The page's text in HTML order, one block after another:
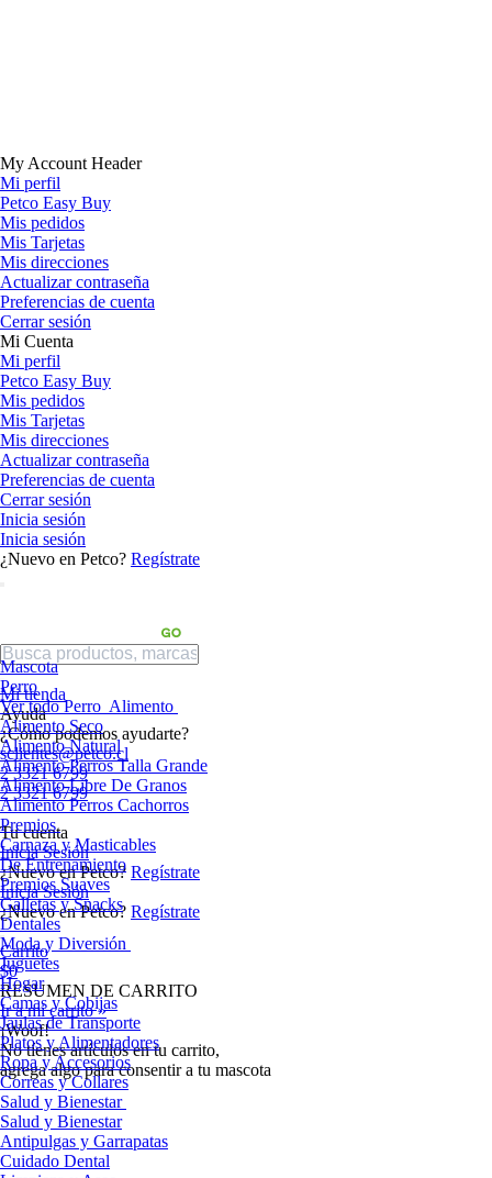
My Account Header
Mi perfil
Petco Easy Buy
Mis pedidos
Mis Tarjetas
Mis direcciones
Actualizar contraseña
Preferencias de cuenta
Cerrar sesión
Mi Cuenta
Mi perfil
Petco Easy Buy
Mis pedidos
Mis Tarjetas
Mis direcciones
Actualizar contraseña
Preferencias de cuenta
Cerrar sesión
Inicia sesión
Inicia sesión
¿Nuevo en Petco? Regístrate
Mi tienda
Ayuda
¿Cómo podemos ayudarte?
sclientes@petco.cl
2 3321 6799
2 3321 6799
Tu cuenta
Inicia Sesión
¿Nuevo en Petco? Regístrate
Inicia Sesión
¿Nuevo en Petco? Regístrate
Carrito
$0
RESUMEN DE CARRITO
Ir a mi carrito »
¡Woof!
No tíenes artículos en tu carrito,
agrega algo para consentir a tu mascota
Mascota
Perro
Ver todo Perro Alimento
Alimento Seco
Alimento Natural
Alimento Perros Talla Grande
Alimento Libre De Granos
Alimento Perros Cachorros
Premios
Carnaza y Masticables
De Entrenamiento
Premios Suaves
Galletas y Snacks
Dentales
Moda y Diversión
Juguetes
Hogar
Camas y Cobijas
Jaulas de Transporte
Platos y Alimentadores
Ropa y Accesorios
Correas y Collares
Salud y Bienestar
Salud y Bienestar
Antipulgas y Garrapatas
Cuidado Dental